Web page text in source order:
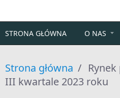
STRONA GŁÓWNA O NAS
Strona główna /
III kwartale 2023 roku